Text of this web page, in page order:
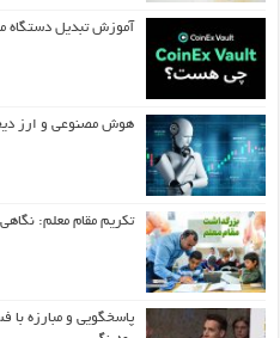
آموزش تبدیل دستگاه
هوش مصنوعی و ارز
تکریم مقام معلم:
پاسخگویی و مبارزه با